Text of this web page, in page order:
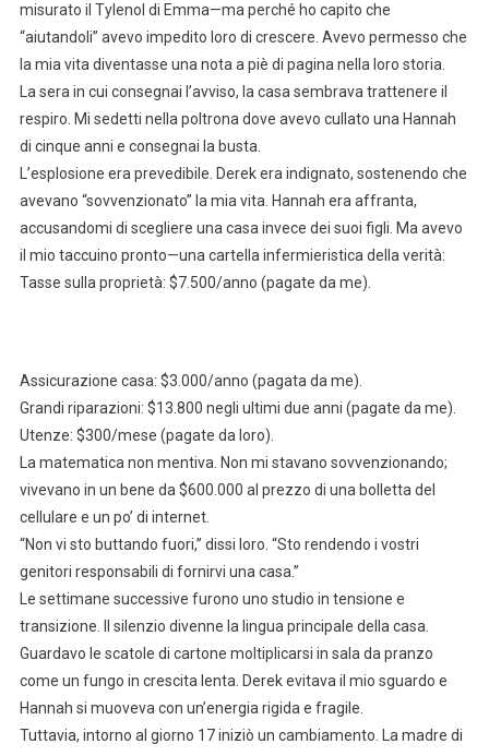
misurato il Tylenol di Emma—ma perché ho capito che
“aiutandoli” avevo impedito loro di crescere. Avevo permesso che
la mia vita diventasse una nota a piè di pagina nella loro storia.
La sera in cui consegnai l’avviso, la casa sembrava trattenere il
respiro. Mi sedetti nella poltrona dove avevo cullato una Hannah
di cinque anni e consegnai la busta.
L’esplosione era prevedibile. Derek era indignato, sostenendo che
avevano “sovvenzionato” la mia vita. Hannah era affranta,
accusandomi di scegliere una casa invece dei suoi figli. Ma avevo
il mio taccuino pronto—una cartella infermieristica della verità:
Tasse sulla proprietà: $7.500/anno (pagate da me).
Assicurazione casa: $3.000/anno (pagata da me).
Grandi riparazioni: $13.800 negli ultimi due anni (pagate da me).
Utenze: $300/mese (pagate da loro).
La matematica non mentiva. Non mi stavano sovvenzionando;
vivevano in un bene da $600.000 al prezzo di una bolletta del
cellulare e un po’ di internet.
“Non vi sto buttando fuori,” dissi loro. “Sto rendendo i vostri
genitori responsabili di fornirvi una casa.”
Le settimane successive furono uno studio in tensione e
transizione. Il silenzio divenne la lingua principale della casa.
Guardavo le scatole di cartone moltiplicarsi in sala da pranzo
come un fungo in crescita lenta. Derek evitava il mio sguardo e
Hannah si muoveva con un’energia rigida e fragile.
Tuttavia, intorno al giorno 17 iniziò un cambiamento. La madre di